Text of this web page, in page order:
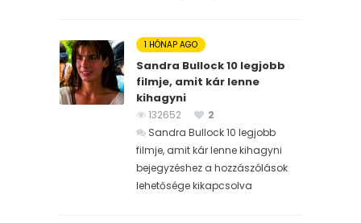
1 HÓNAP AGO
Sandra Bullock 10 legjobb
filmje, amit kár lenne
kihagyni
132652
2
Sandra Bullock 10 legjobb
filmje, amit kár lenne kihagyni
bejegyzéshez a hozzászólások
lehetősége kikapcsolva